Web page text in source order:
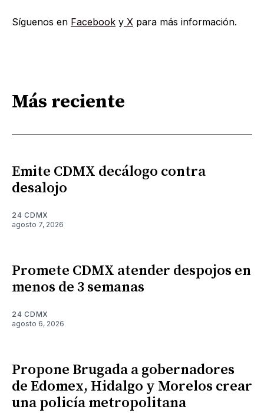
Síguenos en Facebook y X para más información.
Más reciente
Emite CDMX decálogo contra
desalojo
24 CDMX
agosto 7, 2026
Promete CDMX atender despojos en
menos de 3 semanas
24 CDMX
agosto 6, 2026
Propone Brugada a gobernadores
de Edomex, Hidalgo y Morelos crear
una policía metropolitana